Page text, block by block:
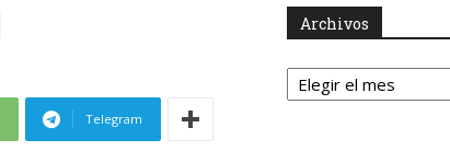
Telegram
Archivos
Archivos